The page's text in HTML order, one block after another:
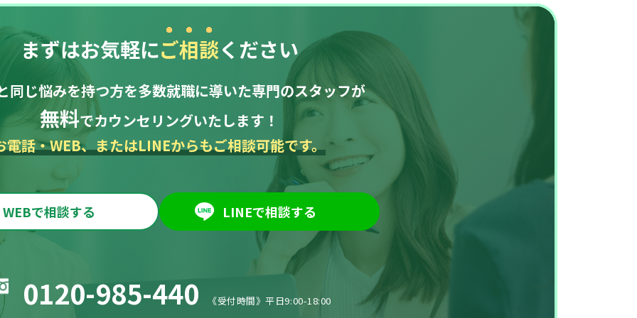
まずはお気軽にご相談ください
同じ悩みを持つ方を多数就職に導いた専門のスタッフが
無料でカウンセリングいたします！
電話・WEB、またはLINEからもご相談可能です。
WEBで相談する LINEで相談する
0120-985-440 《受付時間》平日9:00-18:00